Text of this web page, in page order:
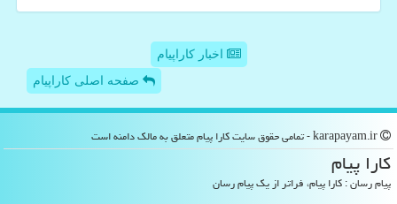
اخبار کاراپیام
صفحه اصلی کاراپیام
كارا پیام
پیام رسان : کارا پیام، فراتر از یک پیام رسان